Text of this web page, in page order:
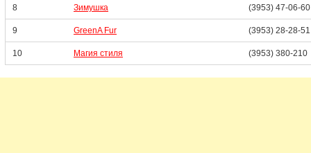
8 Зимушка (3953) 47-06-60
9 GreenA Fur (3953) 28-28-51
10 Магия стиля (3953) 380-210